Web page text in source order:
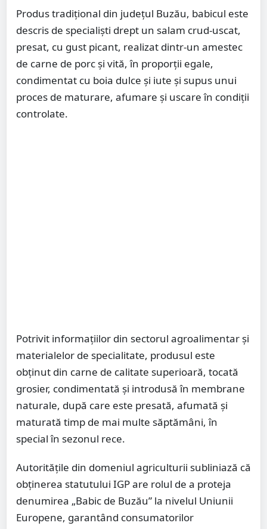
Produs tradițional din județul Buzău, babicul este
descris de specialiști drept un salam crud-uscat,
presat, cu gust picant, realizat dintr-un amestec
de carne de porc și vită, în proporții egale,
condimentat cu boia dulce și iute și supus unui
proces de maturare, afumare și uscare în condiții
controlate.
Potrivit informațiilor din sectorul agroalimentar și
materialelor de specialitate, produsul este
obținut din carne de calitate superioară, tocată
grosier, condimentată și introdusă în membrane
naturale, după care este presată, afumată și
maturată timp de mai multe săptămâni, în
special în sezonul rece.
Autoritățile din domeniul agriculturii subliniază că
obținerea statutului IGP are rolul de a proteja
denumirea „Babic de Buzău” la nivelul Uniunii
Europene, garantând consumatorilor